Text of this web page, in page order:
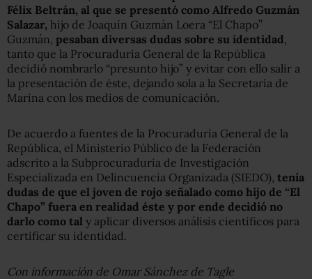
Félix Beltrán, al que se presentó como Alfredo Guzmán
Salazar, hijo de Joaquín Guzmán Loera “El Chapo”
Guzmán, pesaban diversas dudas sobre su identidad
tanto que la Procuraduria General de la República
decidió nombrarlo “presunto hijo” y evitar con ello salir a
la presentación de éste, dejando sola a la Secretaría de
Marina con los medios de comunicación.
De acuerdo a fuentes de la Procuraduría General de la
República, el Ministerio Público de la Federación
adscrito a la Subprocuraduria de Investigación
Especializada en Delincuencia Organizada (SIEDO), tenía
dudas de que el joven de rojo señalado como hijo de “El
Chapo” fuera en realidad éste y por ende decidió no
darlo como tal y aplicar diversos análisis científicos para
certificar su identidad.
Con información de Omar Sánchez de Tagle